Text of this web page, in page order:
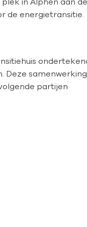
de energietransitie.
Deze samenwerking
partijen